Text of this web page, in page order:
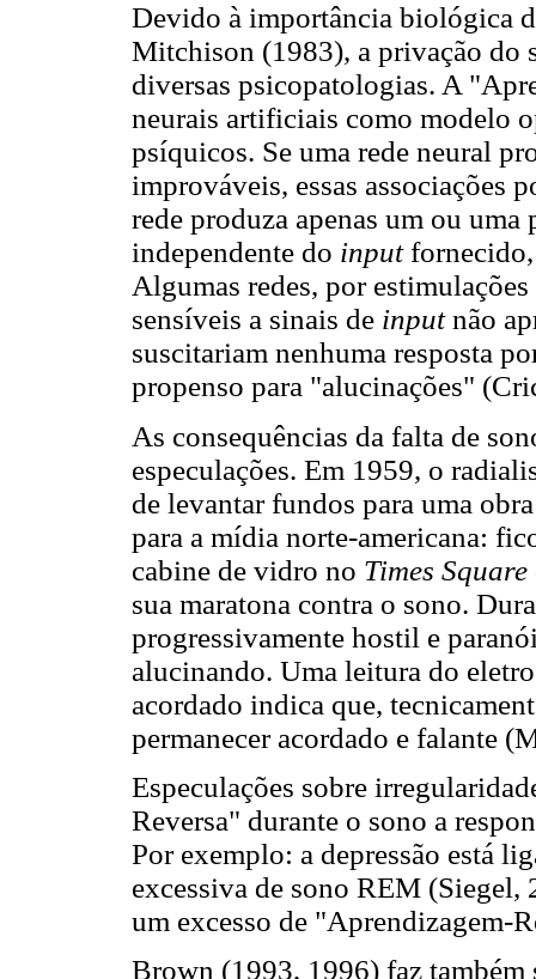
Devido à importância biológica
Mitchison (1983), a privação do
diversas psicopatologias. A
neurais artificiais como modelo
psíquicos. Se uma rede neural
improváveis, essas associações
rede produza apenas um ou uma
independente do input
Algumas redes, por
sensíveis a sinais de inputnão
suscitariam nenhuma resposta
propenso para "alucinações"
As consequências da falta de
especulações. Em 1959, o
de levantar fundos para uma
para a mídia norte-americana:
cabine de vidro no Times Square
sua maratona contra o sono.
progressivamente hostil e
alucinando. Uma leitura do
acordado indica que,
permanecer acordado e falante
Especulações sobre
Reversa" durante o sono a
Por exemplo: a depressão está
excessiva de sono REM
um excesso de "Aprendizagem-
Brown (1993, 1996) faz também